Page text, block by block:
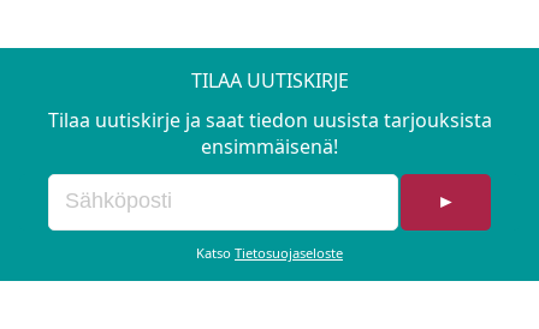
TILAA UUTISKIRJE
Tilaa uutiskirje ja saat tiedon uusista tarjouksista
ensimmäisenä!
►
Katso Tietosuojaseloste